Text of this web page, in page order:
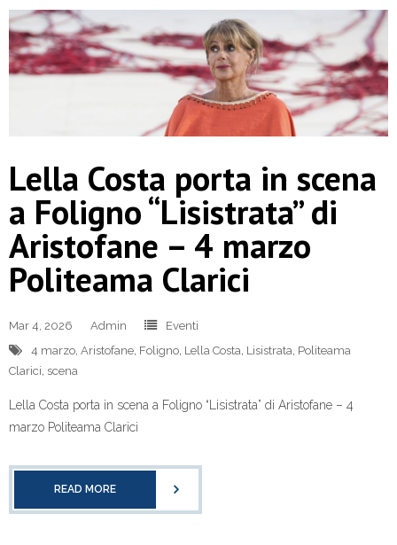
Lella Costa porta in scena
a Foligno “Lisistrata” di
Aristofane – 4 marzo
Politeama Clarici
Mar 4, 2026 Admin
Eventi
4 marzo Aristofane Foligno Lella Costa Lisistrata Politeama
Clarici scena
Lella Costa porta in scena a Foligno “Lisistrata” di Aristofane – 4
marzo Politeama Clarici
READ MORE